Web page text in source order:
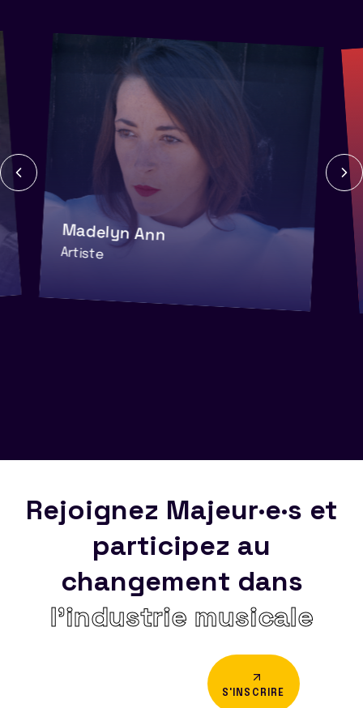
Madelyn Ann
Artiste
Rejoignez Majeur·e·s et
participez au
changement dans
l’industrie musicale
S'INSCRIRE